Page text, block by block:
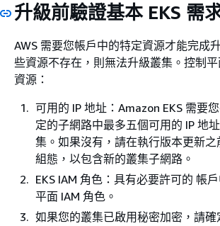
升級前驗證基本 EKS 需
AWS 需要您帳戶中的特定資源才能完成
些資源不存在，則無法升級叢集。控制平
資源：
可用的 IP 地址：Amazon EKS 需要
定的子網路中最多五個可用的 IP 地
集。如果沒有，請在執行版本更新
組態，以包含新的叢集子網路。
EKS IAM 角色：具有必要許可的 帳
平面 IAM 角色。
如果您的叢集已啟用秘密加密，請確